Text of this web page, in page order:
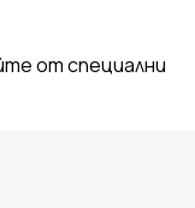
от специални